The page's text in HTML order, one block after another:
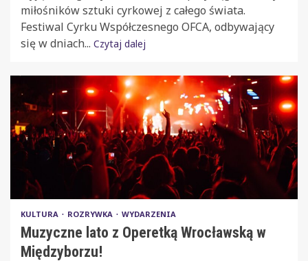
miłośników sztuki cyrkowej z całego świata.
Festiwal Cyrku Współczesnego OFCA, odbywający
się w dniach... Czytaj dalej
KULTURA ROZRYWKA WYDARZENIA
Muzyczne lato z Operetką Wrocławską w
Międzyborzu!